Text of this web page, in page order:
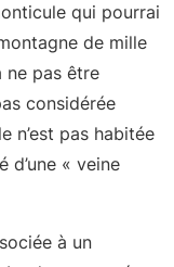
qui pourrai
de mille
ne pas être
considérée
n’est pas habitée
« veine
à un